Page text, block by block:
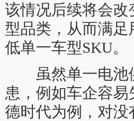
该情况后续将会
型品类，从而满
低单一车型SKU。
虽然单一电池
患，例如车企容
德时代为例，对